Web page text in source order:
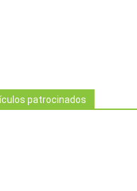
patrocinados